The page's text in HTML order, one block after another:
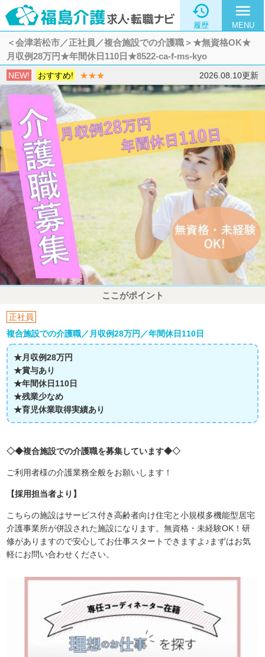

履歴
menu
MENU
＜会津若松市／正社員／複合施設での介護職＞★無資格OK★
月収例28万円★年間休日110日★8522-ca-f-ms-kyo
NEW! おすすめ! ★★★ 2026.08.10更新
ここがポイント
正社員
複合施設での介護職／月収例28万円／年間休日110日
★月収例28万円
★賞与あり
★年間休日110日
★残業少なめ
★育児休業取得実績あり
◇◆複合施設での介護職を募集しています◆◇
ご利用者様の介護業務全般をお願いします！
【採用担当者より】
こちらの施設はサービス付き高齢者向け住宅と小規模多機能型居宅
介護事業所が併設された施設になります。無資格・未経験OK！研
修がありますので安心してお仕事スタートできますよ♪まずはお気
軽にお問い合わせください。